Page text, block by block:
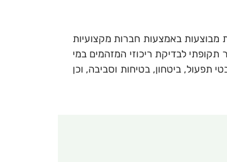
מבוצעות באמצעות חברות מקצועיות
לבדיקת ריכוזי המזהמים במי
תפעול, ביטחון, בטיחות וסביבה, וכן